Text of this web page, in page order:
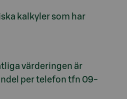
kalkyler som har
värderingen är
per telefon tfn 09-